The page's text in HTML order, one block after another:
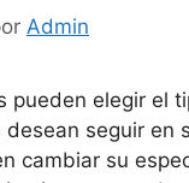
Admin
pueden elegir el
desean seguir en
cambiar su